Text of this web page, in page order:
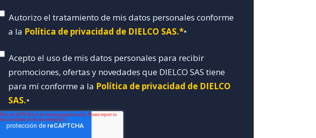
Autorizo el tratamiento de mis datos personales conforme
a la Política de privacidad de DIELCO SAS.**
Acepto el uso de mis datos personales para recibir
promociones, ofertas y novedades que DIELCO SAS tiene
para mí conforme a la Política de privacidad de DIELCO
SAS.*